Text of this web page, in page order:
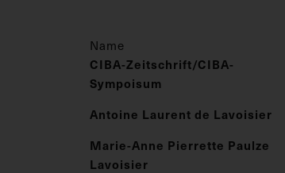
Name
CIBA-Zeitschrift/CIBA-
Sympoisum
Antoine Laurent de Lavoisier
Marie-Anne Pierrette Paulze
Lavoisier